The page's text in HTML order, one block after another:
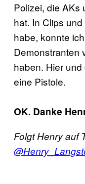
Polizei, die AKs
hat. In Clips
habe, konnte
Demonstranten
haben. Hier
eine Pistole.
OK. Danke
Folgt Henry auf